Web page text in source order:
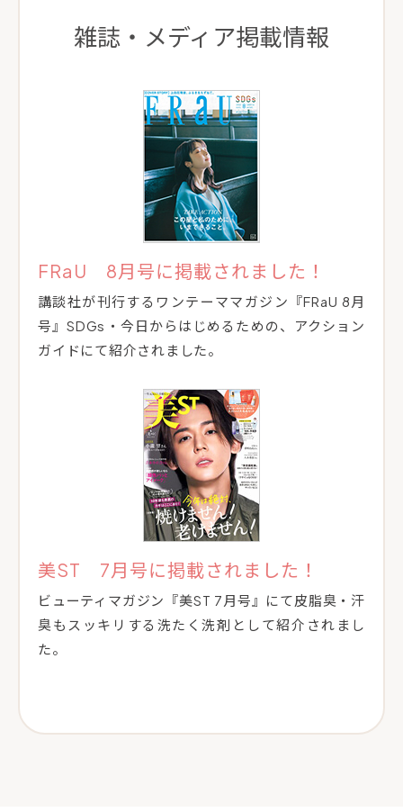
雑誌・メディア掲載情報
FRaU 8月号に掲載されました！
講談社が刊行するワンテーママガジン『FRaU 8月
号』SDGs・今日からはじめるための、アクション
ガイドにて紹介されました。
美ST 7月号に掲載されました！
ビューティマガジン『美ST 7月号』にて皮脂臭・汗
臭もスッキリする洗たく洗剤として紹介されまし
た。